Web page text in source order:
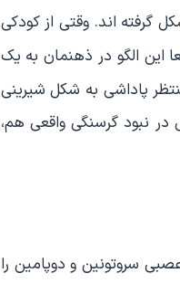
گرفته اند. وقتی از کودکی
این الگو در ذهنمان به یک
پاداشی به شکل شیرینی
نبود گرسنگی واقعی هم،
سروتونین و دوپامین را